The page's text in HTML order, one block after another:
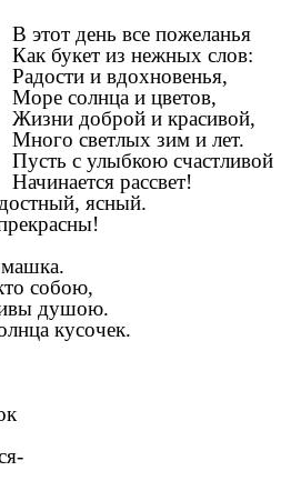
В этот день все пожеланья
Как букет из нежных слов:
Радости и вдохновенья,
Море солнца и цветов,
Жизни доброй и красивой,
Много светлых зим и лет.
Пусть с улыбкою счастливой
Начинается рассвет!
ясный.
собою,
душою.
кусочек.